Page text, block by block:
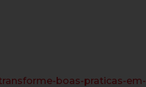
boas-praticas-em-